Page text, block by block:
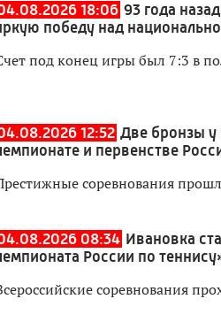
18:06 93 года
победу над
под конец игры был 7:3 в
12:52 Две бронзы у
и первенстве
соревнования
08:34 Ивановка
России по
соревнования